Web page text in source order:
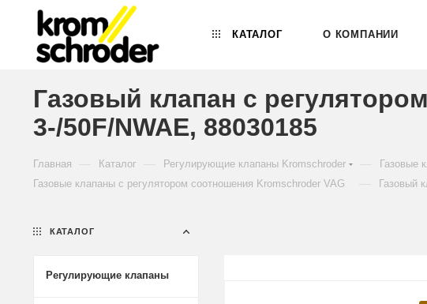
КАТАЛОГ О КОМПАНИИ
Газовый клапан с
3-/50F/NWAE, 88030185
Главная Каталог Регулирующие клапаны Kromschroder Газовые
Газовые клапаны с регулятором соотношения Kromschroder VAG Газовый
КАТАЛОГ
Регулирующие клапаны